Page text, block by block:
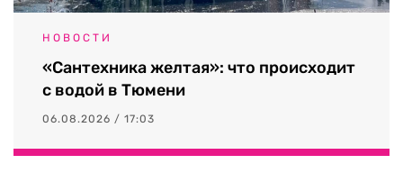
НОВОСТИ
«Сантехника желтая»: что происходит
с водой в Тюмени
06.08.2026 / 17:03